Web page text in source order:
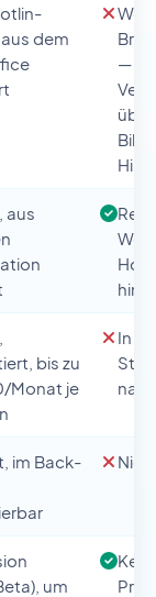
dem
—
aus
bis zu
Monat je
In
im Back-
um